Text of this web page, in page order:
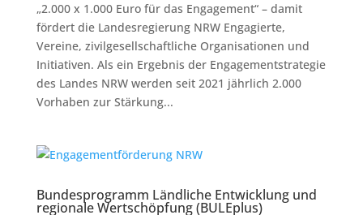
„2.000 x 1.000 Euro für das Engagement“ – damit
fördert die Landesregierung NRW Engagierte,
Vereine, zivilgesellschaftliche Organisationen und
Initiativen. Als ein Ergebnis der Engagementstrategie
des Landes NRW werden seit 2021 jährlich 2.000
Vorhaben zur Stärkung...
Bundesprogramm Ländliche Entwicklung und
regionale Wertschöpfung (BULEplus)